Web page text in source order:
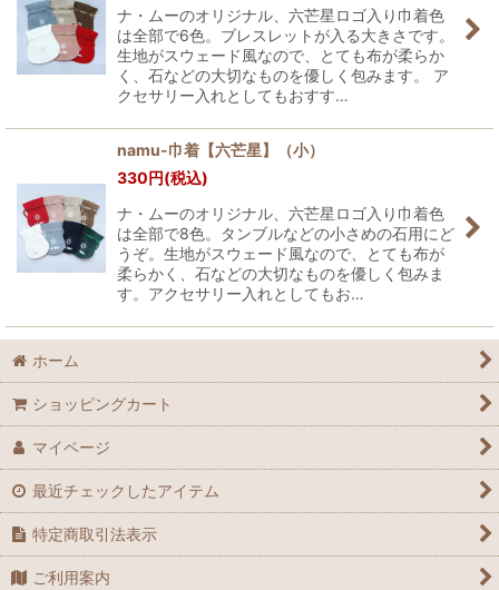
絞り込む
ナ・ムーのオリジナル、六芒星ロゴ入り巾着色
は全部で6色。ブレスレットが入る大きさです。
生地がスウェード風なので、とても布が柔らか
く、石などの大切なものを優しく包みます。 ア
クセサリー入れとしてもおすす…
namu-巾着【六芒星】（小）
330円(税込)
ナ・ムーのオリジナル、六芒星ロゴ入り巾着色
は全部で8色。タンブルなどの小さめの石用にど
うぞ。生地がスウェード風なので、とても布が
柔らかく、石などの大切なものを優しく包みま
す。アクセサリー入れとしてもお…
ホーム
ショッピングカート
マイページ
最近チェックしたアイテム
特定商取引法表示
ご利用案内